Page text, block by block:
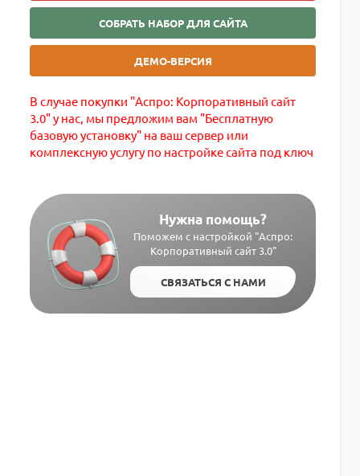
СОБРАТЬ НАБОР ДЛЯ САЙТА
ДЕМО-ВЕРСИЯ
В случае покупки "Аспро: Корпоративный сайт
3.0" у нас, мы предложим вам "Бесплатную
базовую установку" на ваш сервер или
комплексную услугу по настройке сайта под ключ
Нужна помощь?
Поможем с настройкой "Аспро:
Корпоративный сайт 3.0"
СВЯЗАТЬСЯ С НАМИ